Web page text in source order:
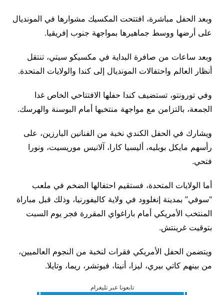
وبعد الحفل مباشرة، افتتحت المكسيك مشوارها في المونديال
على أرضها ووسط جماهيرها بمواجهة جنوب إفريقيا.
وبعد ساعات من صافرة البداية في مكسيكو سيتي، تنتقل
أنظار العالم واحتفالات المونديال إلى كندا والولايات المتحدة.
وفي تورونتو، تستضيف كندا حفلها الافتتاحي الخاص غدا
الجمعة، بالتزامن مع مواجهة منتخبها أمام البوسنة والهرسك.
ويشارك في الحفل الكندي نخبة من الفنانين البارزين، على
رأسهم مايكل بوبليه، أليسيا كارا، آلانيس موريسيت، ونورا
فتحي.
أما الولايات المتحدة، فستقيم احتفالها الضخم في ملعب
“سوفي” بمدينة إنغلوود في ولاية كاليفورنيا، وذلك قبل مباراة
المنتخب الأمريكي أمام باراغواي المقررة فجر يوم السبت
بتوقيت غرينتش.
ويتضمن الحفل الأمريكي فقرات لنخبة من النجوم العالميين،
من بينهم كاتي بيري، ليزا، أنيتا، فيوتشر، ريما، وتايلا.
تابعونا عبر تليغرام